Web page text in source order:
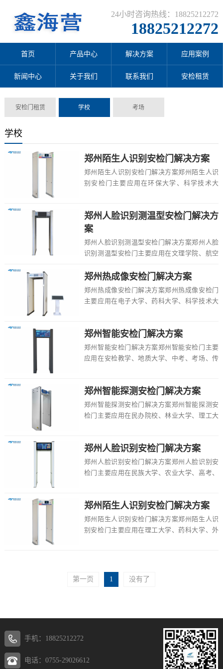
24小时咨询热线：18825212272
18825212272
首页 产品中心 解决方案 应用案例
新闻中心 关于我们 联系我们 安检租赁
安检门租赁 学校 考场
学校
郑州陌生人识别安检门解决方案
郑州陌生人识别安检门解决方案郑州陌生人识
别安检门主要应用在环保大学、科学技术大
郑州人脸识别测温型安检门解决方
案
郑州人脸识别测温型安检门解决方案郑州人脸
识别测温型安检门主要应用在文理学院、航空
中学、大...
郑州热成像安检门解决方案
郑州热成像安检门解决方案郑州热成像安检门
主要应用在电子大学、药科大学、科学技术大
郑州智能安检门解决方案
郑州智能安检门解决方案郑州智能安检门主要
应用在安检教学、地质大学、中考、考场、传
郑州智能探测安检门解决方案
郑州智能探测安检门解决方案郑州智能探测安
检门主要应用在民办院校、林业大学、理工大
郑州人脸识别安检门解决方案
郑州人脸识别安检门解决方案郑州人脸识别安
检门主要应用在民族大学、农业大学、高考、
郑州陌生人识别安检门解决方案
郑州陌生人识别安检门解决方案郑州陌生人识
别安检门主要应用在理工大学、药科大学、外
第一页 1 没有了
手机：18825212272
电话：0755-29026612